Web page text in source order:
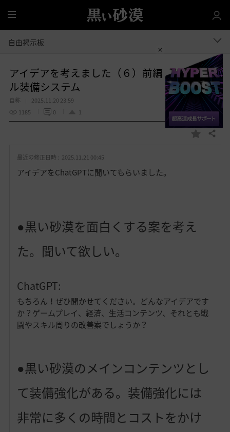
全
体
自由掲示板
アイデアを考えました（６）前編 オリジナ
ル装備システム
自称
2025.11.20 23:59
1185
0 1
お 共有する
最近の修正日時 : 2025.11.21 00:45
アイデアをChatGPTに聞いてもらいました。
●黒い砂漠を面白くする案を考え
た。聞いて欲しい。
ChatGPT:
もちろん！ぜひ聞かせてください。どんなアイデアです
か？ゲームプレイ、経済、生活コンテンツ、それとも戦
闘やスキル周りの改善案でしょうか？
●黒い砂漠のメインコンテンツとし
て装備強化がある。装備強化には
非常に多くの時間とコストをかけ